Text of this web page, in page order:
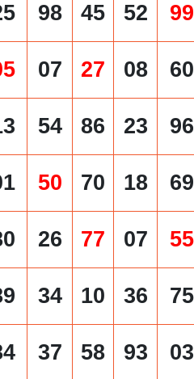
98 45 52 99
07 27 08 60
54 86 23 96
50 70 18 69
26 77 07 55
34 10 36 75
37 58 93 03